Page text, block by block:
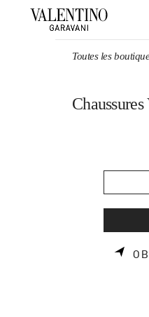
Toutes les